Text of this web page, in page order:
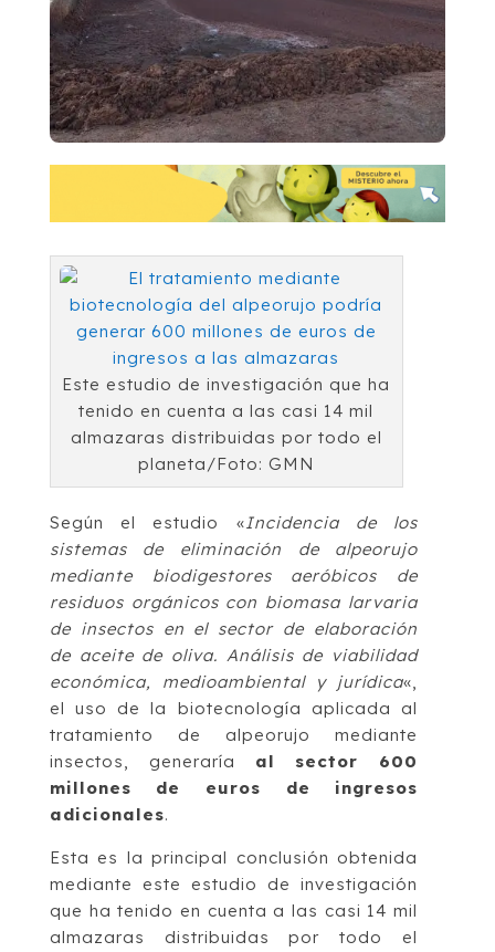
Este estudio de investigación que ha
tenido en cuenta a las casi 14 mil
almazaras distribuidas por todo el
planeta/Foto: GMN
Según el estudio « Incidencia de los
sistemas de eliminación de alpeorujo
mediante biodigestores aeróbicos de
residuos orgánicos con biomasa larvaria
de insectos en el sector de elaboración
de aceite de oliva. Análisis de viabilidad
económica, medioambiental y jurídica«,
el uso de la biotecnología aplicada al
tratamiento de alpeorujo mediante
insectos, generaría al sector 600
millones de euros de ingresos
adicionales.
Esta es la principal conclusión obtenida
mediante este estudio de investigación
que ha tenido en cuenta a las casi 14 mil
almazaras distribuidas por todo el